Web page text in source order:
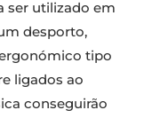
ser utilizado em
desporto,
tipo
ligados ao
conseguirão